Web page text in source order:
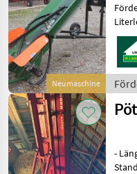
Neumaschine
130bar,
/
-